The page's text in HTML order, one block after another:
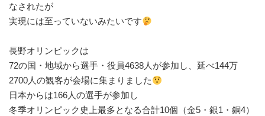
なされたが⁡
⁡実現には至っていないみたいです
長野オリンピックは⁡
⁡72の国・地域から選手・役員4638人が参加し、延べ144万
2700人の観客が会場に集まりました
⁡日本からは166人の選手が参加し⁡
⁡冬季オリンピック史上最多となる合計10個（金5・銀1・銅4）